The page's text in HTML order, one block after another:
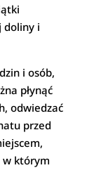
doliny i
i osób,
płynąć
odwiedzać
przed
w którym